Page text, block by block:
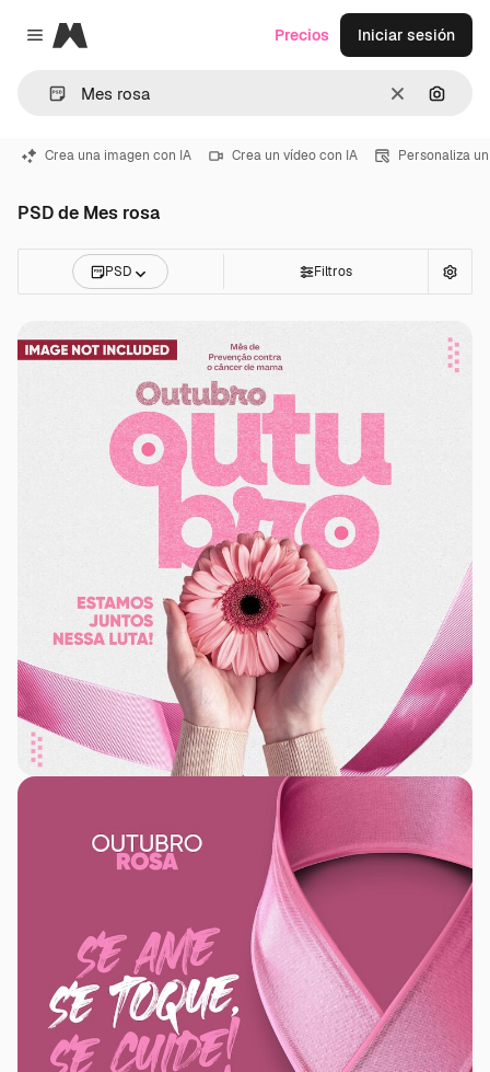
Close menu
Magnific
Borrar
Precios Iniciar sesión
Crea una imagen con IA Crea un vídeo con IA Personaliza
PSD de Mes rosa
PSD Filtros